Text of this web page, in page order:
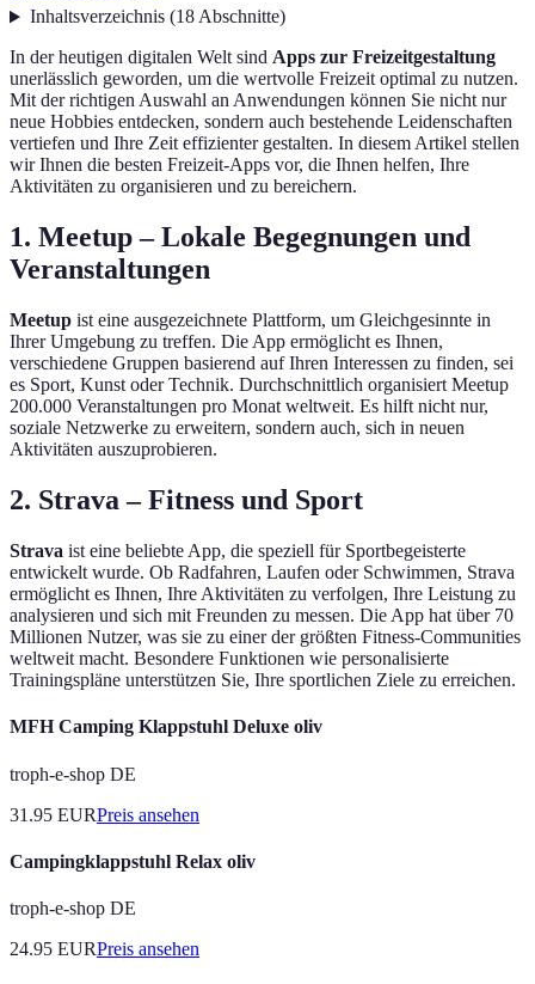
Inhaltsverzeichnis(18Abschnitte)
In der heutigen digitalen Welt sind Apps zur Freizeitgestaltung
unerlässlich geworden, um die wertvolle Freizeit optimal zu nutzen.
Mit der richtigen Auswahl an Anwendungen können Sie nicht nur
neue Hobbies entdecken, sondern auch bestehende Leidenschaften
vertiefen und Ihre Zeit effizienter gestalten. In diesem Artikel stellen
wir Ihnen die besten Freizeit-Apps vor, die Ihnen helfen, Ihre
Aktivitäten zu organisieren und zu bereichern.
1. Meetup – Lokale Begegnungen und
Veranstaltungen
Meetup ist eine ausgezeichnete Plattform, um Gleichgesinnte in
Ihrer Umgebung zu treffen. Die App ermöglicht es Ihnen,
verschiedene Gruppen basierend auf Ihren Interessen zu finden, sei
es Sport, Kunst oder Technik. Durchschnittlich organisiert Meetup
200.000 Veranstaltungen pro Monat weltweit. Es hilft nicht nur,
soziale Netzwerke zu erweitern, sondern auch, sich in neuen
Aktivitäten auszuprobieren.
2. Strava – Fitness und Sport
Strava ist eine beliebte App, die speziell für Sportbegeisterte
entwickelt wurde. Ob Radfahren, Laufen oder Schwimmen, Strava
ermöglicht es Ihnen, Ihre Aktivitäten zu verfolgen, Ihre Leistung zu
analysieren und sich mit Freunden zu messen. Die App hat über 70
Millionen Nutzer, was sie zu einer der größten Fitness-Communities
weltweit macht. Besondere Funktionen wie personalisierte
Trainingspläne unterstützen Sie, Ihre sportlichen Ziele zu erreichen.
MFH Camping Klappstuhl Deluxe oliv
troph-e-shop DE
31.95 EURPreis ansehen
Campingklappstuhl Relax oliv
troph-e-shop DE
24.95 EURPreis ansehen